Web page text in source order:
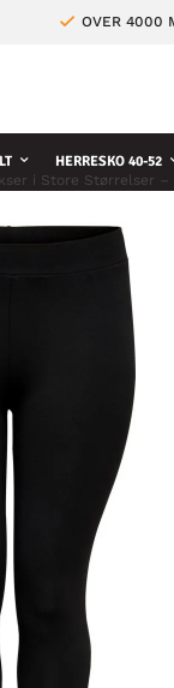
OVER 4000
HERRESKO 40-52
i Store Størrelser –